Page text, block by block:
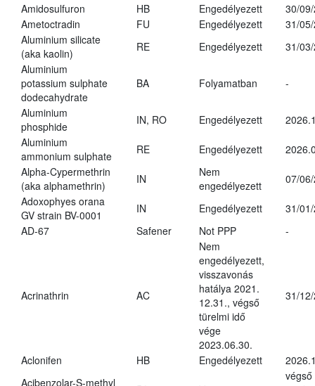
Amidosulfuron
HB Engedélyezett
30/
Ametoctradin
FU Engedélyezett
31/
Aluminium silicate
(aka kaolin)
RE Engedélyezett
31/
Aluminium
potassium sulphate
dodecahydrate
BA Folyamatban -
Aluminium
phosphide
IN, RO Engedélyezett
Aluminium
ammonium sulphate
RE Engedélyezett
Alpha-Cypermethrin
(aka alphamethrin)
IN
Nem
engedélyezett
07/
Adoxophyes orana
GV strain BV-0001
IN Engedélyezett
31/
AD-67
Safener Not PPP -
Acrinathrin AC
Nem
engedélyezett,
visszavonás
hatálya 2021.
12.31., végső
türelmi idő
vége
2023.06.30.
31/
Aclonifen HB Engedélyezett
Acibenzolar-S-methyl
végső